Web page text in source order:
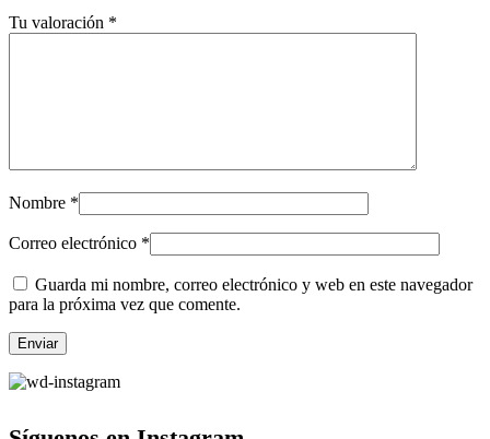
Tu valoración *
Nombre *
Correo electrónico *
Guarda mi nombre, correo electrónico y web en este navegador
para la próxima vez que comente.